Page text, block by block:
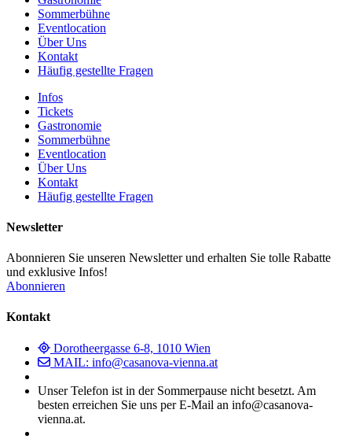
Sommerbühne
Eventlocation
Über Uns
Kontakt
Häufig gestellte Fragen
Infos
Tickets
Gastronomie
Sommerbühne
Eventlocation
Über Uns
Kontakt
Häufig gestellte Fragen
Newsletter
Abonnieren Sie unseren Newsletter und erhalten Sie tolle Rabatte
und exklusive Infos!
Abonnieren
Kontakt
Dorotheergasse 6-8, 1010 Wien
MAIL: info@casanova-vienna.at
Unser Telefon ist in der Sommerpause nicht besetzt. Am
besten erreichen Sie uns per E-Mail an info@casanova-
vienna.at.